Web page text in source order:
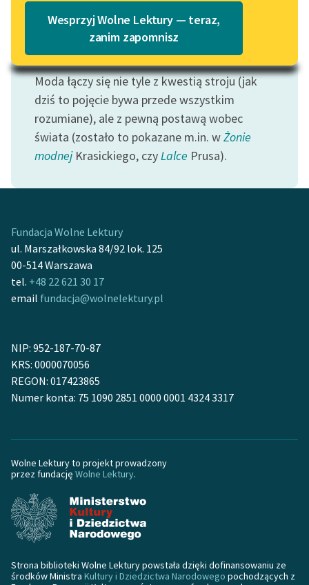
Lektury szkolne i klasyka
literatury do słuchania dla
uczennic i uczniów z
niepełnosprawnościami
E-kolekcja lektur
szkolnych i literatury do
słuchania dla uczennic i
uczniów z
skandynawskiej literatury
feministycznej
Ręce pełne poezji
do domeny publicznej,
lektur szkolnych oraz
Starego Testamentu
Odkurzamy bohaterów
Katalog w formacie PDF
O nas
Kontakt
O projekcie
Zespół
Wesprzyj Wolne Lektury — teraz,
zanim zapomnisz
Motyw: Moda
Moda łączy się nie tyle z kwestią stroju (jak
dziś to pojęcie bywa przede wszystkim
rozumiane), ale z pewną postawą wobec
świata (zostało to pokazane m.in. wŻonie
modnejKrasickiego, czyLalce Prusa).
Fundacja Wolne Lektury
ul. Marszałkowska 84/92 lok. 125
00-514 Warszawa
tel. +48 22 621 30 17
email fundacja@wolnelektury.pl
NIP: 952-187-70-87
KRS: 0000070056
REGON: 017423865
Numer konta: 75 1090 2851 0000 0001 4324 3317
Wolne Lektury to projekt prowadzony
przez fundację Wolne Lektury.
Strona biblioteki Wolne Lektury powstała dzięki dofinansowaniu ze
środków Ministra Kultury i Dziedzictwa Narodowego pochodzących z